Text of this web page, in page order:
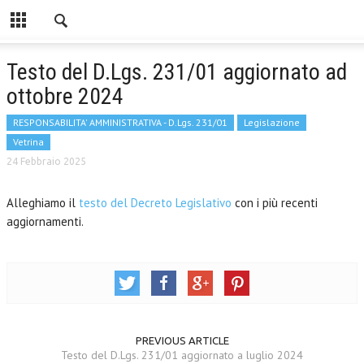
Testo del D.Lgs. 231/01 aggiornato ad
ottobre 2024
RESPONSABILITA' AMMINISTRATIVA - D.Lgs. 231/01
Legislazione
Vetrina
24 Febbraio 2025
Alleghiamo il testo del Decreto Legislativo con i più recenti
aggiornamenti.
PREVIOUS ARTICLE
Testo del D.Lgs. 231/01 aggiornato a luglio 2024